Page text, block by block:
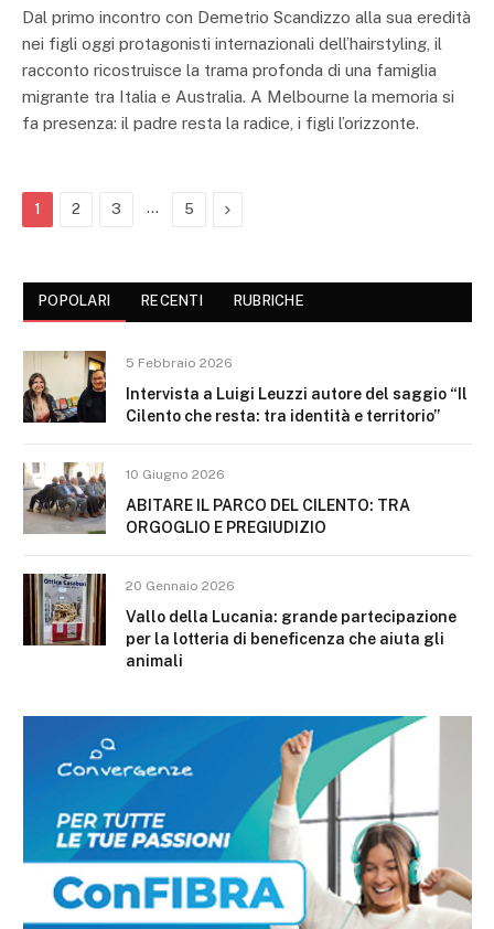
Dal primo incontro con Demetrio Scandizzo alla sua eredità
nei figli oggi protagonisti internazionali dell’hairstyling, il
racconto ricostruisce la trama profonda di una famiglia
migrante tra Italia e Australia. A Melbourne la memoria si
fa presenza: il padre resta la radice, i figli l’orizzonte.
1 2 3 … 5 Next
POPOLARI RECENTI RUBRICHE
5 Febbraio 2026
Intervista a Luigi Leuzzi autore del saggio “Il
Cilento che resta: tra identità e territorio”
10 Giugno 2026
ABITARE IL PARCO DEL CILENTO: TRA
ORGOGLIO E PREGIUDIZIO
20 Gennaio 2026
Vallo della Lucania: grande partecipazione
per la lotteria di beneficenza che aiuta gli
animali